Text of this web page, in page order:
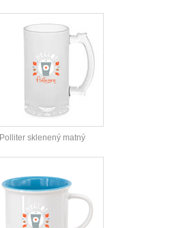
Polliter sklenený matný